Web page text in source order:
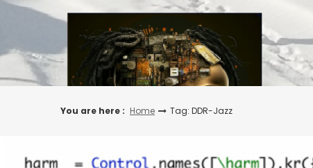
Skip
You are here : Home Tag: DDR-Jazz